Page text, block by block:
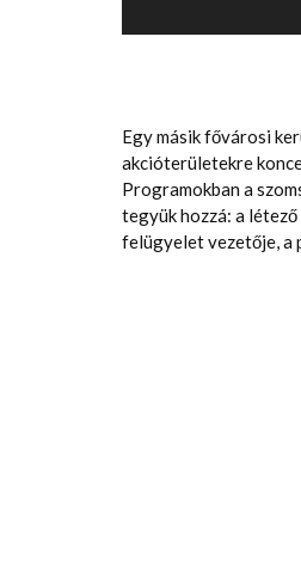
Egy másik fővárosi
akcióterületekre
Programokban a
tegyük hozzá: a
felügyelet vezetője, a